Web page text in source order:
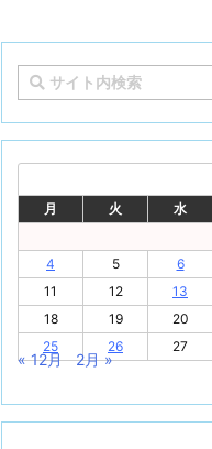
月
火 水
4
5 6
11
12 13
18
19 20
25
26 27
« 12月 2月 »